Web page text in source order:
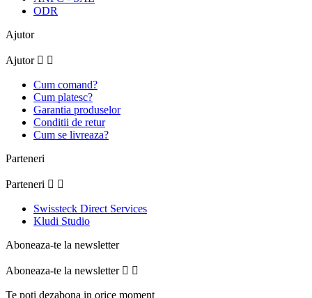
ODR
Ajutor
Ajutor  
Cum comand?
Cum platesc?
Garantia produselor
Conditii de retur
Cum se livreaza?
Parteneri
Parteneri  
Swissteck Direct Services
Kludi Studio
Aboneaza-te la newsletter
Aboneaza-te la newsletter  
Te poti dezabona in orice moment